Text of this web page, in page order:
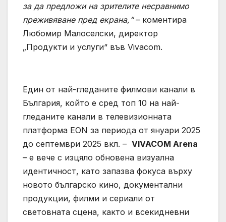
за да предложи на зрителите несравнимо
преживяване пред екрана,“– коментира
Любомир Малоселски, директор
„Продукти и услуги“ във Vivacom.
Един от най-гледаните филмови канали в
България, който е сред топ 10 на най-
гледаните канали в телевизионната
платформа EON за периода от януари 2025
до септември 2025 вкл. – VIVACOM Arena
– е вече с изцяло обновена визуална
идентичност, като запазва фокуса върху
новото българско кино, документални
продукции, филми и сериали от
световната сцена, както и всекидневни